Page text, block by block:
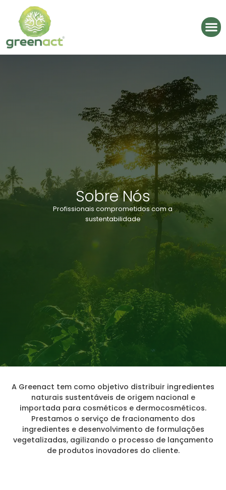
Sobre Nós
Profissionais comprometidos com a
sustentabilidade
A Greenact tem como objetivo distribuir ingredientes
naturais sustentáveis de origem nacional e
importada para cosméticos e dermocosméticos.
Prestamos o serviço de fracionamento dos
ingredientes e desenvolvimento de formulações
vegetalizadas, agilizando o processo de lançamento
de produtos inovadores do cliente.